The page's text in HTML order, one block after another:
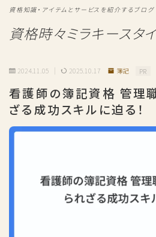
資格時々ミラキースタ
資格知識・アイテムとサービスを紹介するブログ
2024.11.05 2025.10.17 簿記 PR
看護師の簿記資格 管理
ざる成功スキルに迫る！